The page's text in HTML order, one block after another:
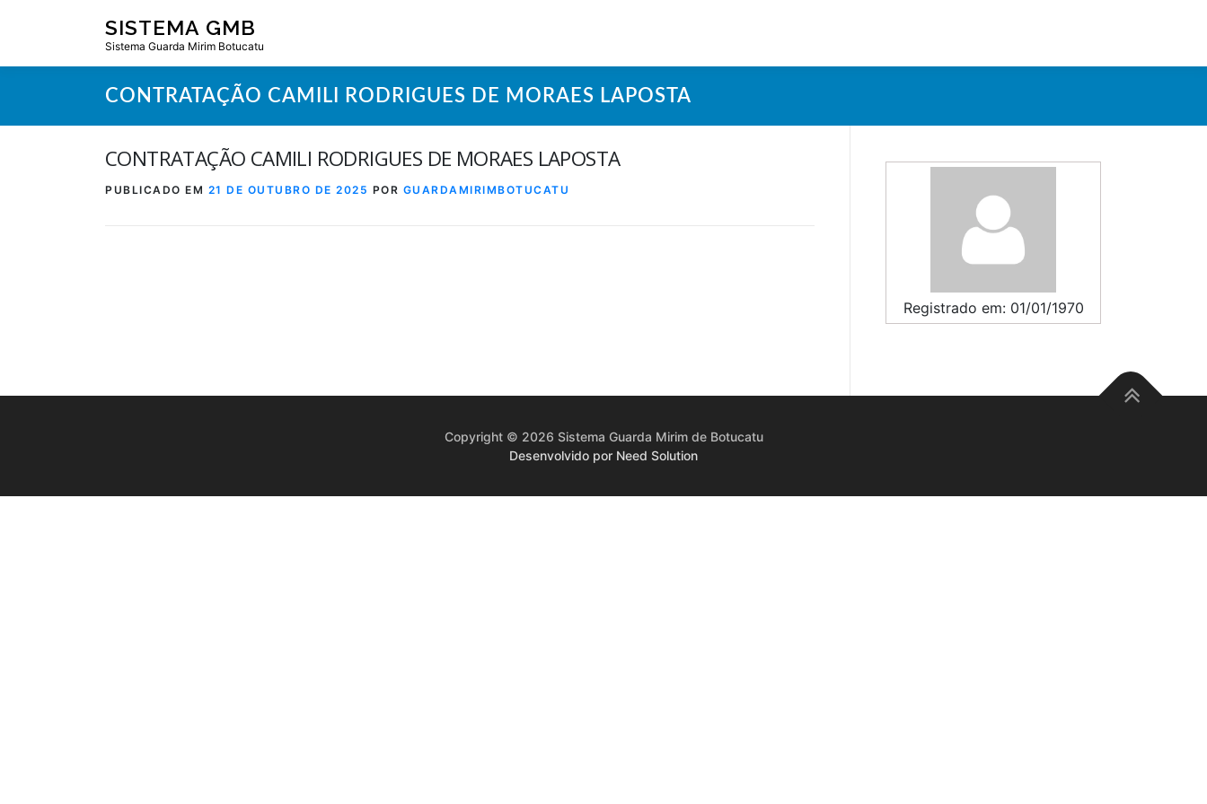
SISTEMA GMB
Sistema Guarda Mirim Botucatu
CONTRATAÇÃO CAMILI RODRIGUES DE MORAES LAPOSTA
CONTRATAÇÃO CAMILI RODRIGUES DE MORAES LAPOSTA
PUBLICADO EM 21 DE OUTUBRO DE 2025 POR GUARDAMIRIMBOTUCATU
Registrado em: 01/01/1970
Copyright © 2026 Sistema Guarda Mirim de Botucatu
Desenvolvido por Need Solution